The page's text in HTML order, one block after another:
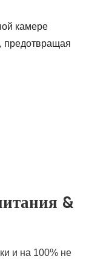
камере
предотвращая
&
и на 100% не